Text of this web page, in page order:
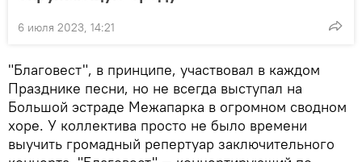
6 июля 2023, 14:21
"Благовест", в принципе, участвовал в каждом
Празднике песни, но не всегда выступал на
Большой эстраде Межапарка в огромном сводном
хоре. У коллектива просто не было времени
выучить громадный репертуар заключительного